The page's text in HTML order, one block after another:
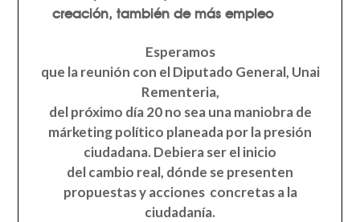
creación, también de más empleo
Esperamos
que la reunión con elDiputado General, Unai
Rementeria,
del próximo día 20 no sea una maniobra de
márketing político planeada por la presión
ciudadana. Debiera ser el inicio
del cambio real, dónde se presenten
propuestas y acciones concretas a la
ciudadanía.